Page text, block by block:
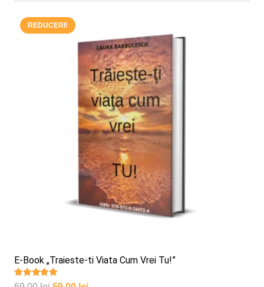
REDUCERI!
E-Book „Traieste-ti Viata Cum Vrei Tu!”
Evaluat la 5.00 din 5